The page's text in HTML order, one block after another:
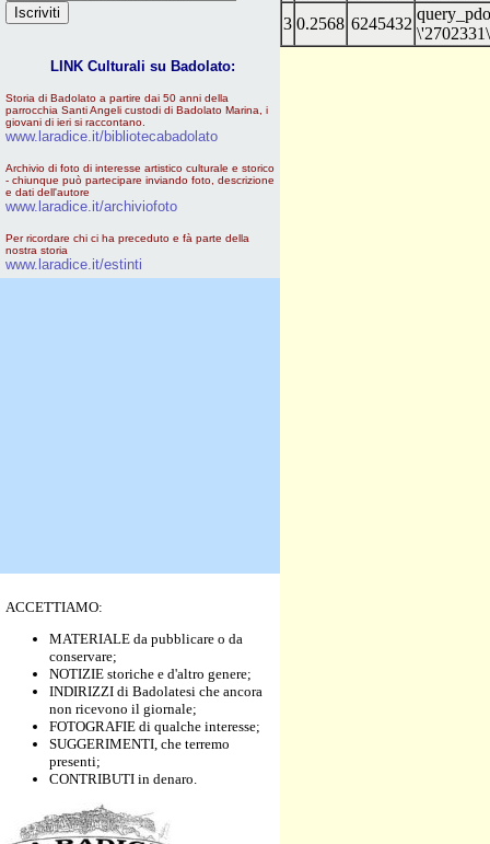
LINK Culturali su Badolato:
Storia di Badolato a partire dai 50 anni della
parrocchia Santi Angeli custodi di Badolato Marina, i
giovani di ieri si raccontano.
www.laradice.it/bibliotecabadolato
Archivio di foto di interesse artistico culturale e storico
- chiunque può partecipare inviando foto, descrizione
e dati dell'autore
www.laradice.it/archiviofoto
Per ricordare chi ci ha preceduto e fà parte della
nostra storia
www.laradice.it/estinti
ACCETTIAMO:
MATERIALE da pubblicare o da
conservare;
NOTIZIE storiche e d'altro genere;
INDIRIZZI di Badolatesi che ancora
non ricevono il giornale;
FOTOGRAFIE di qualche interesse;
SUGGERIMENTI, che terremo
presenti;
CONTRIBUTI in denaro.
3 0.2568 6245432